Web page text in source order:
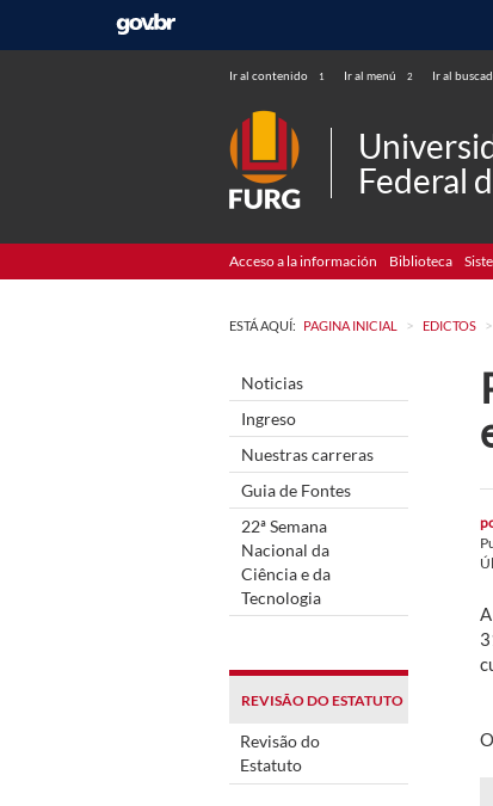
Ir al contenido 1 Ir al menú 2 Ir al
Federal
Acceso a la información Biblioteca
ESTÁ AQUÍ: PAGINA INICIAL > EDICTOS >
Noticias
Ingreso
Nuestras carreras
Guia de Fontes
22ª Semana
Nacional da
Ciência e da
Tecnologia
REVISÃO DO ESTATUTO
Revisão do
Estatuto